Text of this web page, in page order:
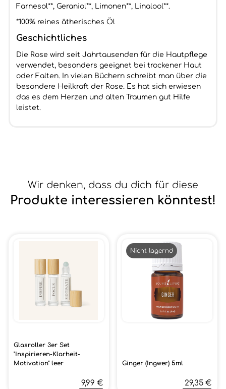
Farnesol**, Geraniol**, Limonen**, Linalool**.
*100% reines ätherisches Öl
Geschichtliches
Die Rose wird seit Jahrtausenden für die Hautpflege
verwendet, besonders geeignet bei trockener Haut
oder Falten. In vielen Büchern schreibt man über die
besondere Heilkraft der Rose. Es hat sich erwiesen
das es dem Herzen und alten Traumen gut Hilfe
leistet.
Wir denken, dass du dich für diese
Produkte interessieren könntest!
Glasroller 3er Set
"Inspirieren-Klarheit-
Motivation" leer
9,99 €
Ginger (Ingwer) 5ml
29,35 €
Nicht lagernd